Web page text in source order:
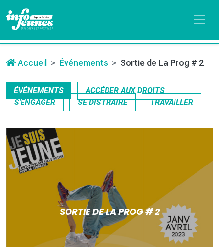
Accueil Événements Sortie de La Prog # 2
ÉVÉNEMENTS
ACCÉDER AUX DROITS
S'ENGAGER
SE DISTRAIRE TRAVAILLER
SORTIE DE LA PROG # 2